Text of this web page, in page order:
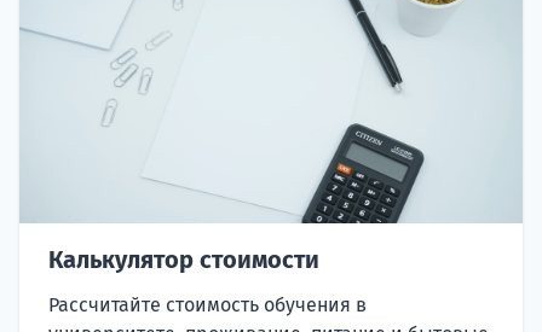
Калькулятор стоимости
Рассчитайте стоимость обучения в